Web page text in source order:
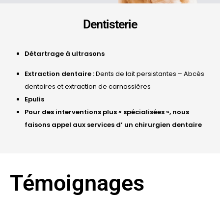
Dentisterie
Détartrage à ultrasons
Extraction dentaire :Dents de lait persistantes – Abcès
dentaires et extraction de carnassières
Epulis
Pour des interventions plus « spécialisées », nous
faisons appel aux services d’ un chirurgien dentaire
Témoignages